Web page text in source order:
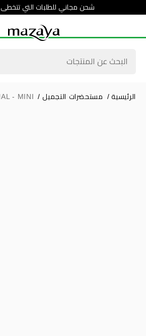
شحن مجاني للطلبات التي تتخطى ٣٥٠٠ جنيه
الرئيسية / مستحضرات التجميل /
- MINI